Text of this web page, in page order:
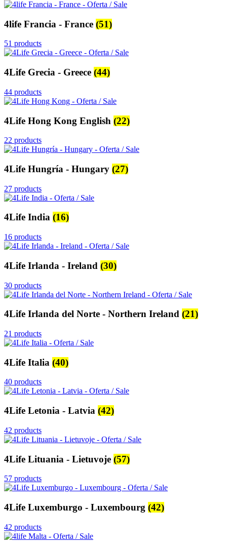
4life Francia - France (51)
51 products
4Life Grecia - Greece (44)
44 products
4Life Hong Kong English (22)
22 products
4Life Hungría - Hungary (27)
27 products
4Life India (16)
16 products
4Life Irlanda - Ireland (30)
30 products
4Life Irlanda del Norte - Northern Ireland (21)
21 products
4Life Italia (40)
40 products
4Life Letonia - Latvia (42)
42 products
4Life Lituania - Lietuvoje (57)
57 products
4Life Luxemburgo - Luxembourg (42)
42 products